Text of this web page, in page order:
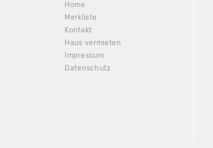
Home
Merkliste
Kontakt
Haus vermieten
Impressum
Datenschutz